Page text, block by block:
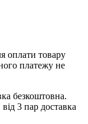
оплати товару
платежу не
безкоштовна.
3 пар доставка